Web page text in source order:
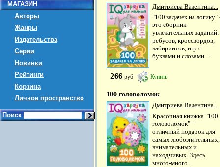
МАГАЗИН
Авторы
Жанры
Издательства
Серии
Новинки
Рейтинги
Корзина
Личное пространство
Поиск
Дмитриева Валентина...
"100 задачек на логику"
это сборник
увлекательных заданий:
ребусов, кроссвордов,
лабиринтов, игр с
буквами и словами....
266 руб Купить
100 головоломок
Дмитриева Валентина...
Красочная книжка "100
головоломок" -
отличный подарок для
самых любознательных,
внимательных и
находчивых. Здесь
много-много...